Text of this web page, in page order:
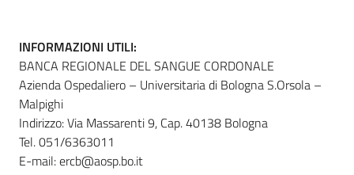
INFORMAZIONI UTILI:
BANCA REGIONALE DEL SANGUE CORDONALE
Azienda Ospedaliero – Universitaria di Bologna S.Orsola –
Malpighi
Indirizzo: Via Massarenti 9, Cap. 40138 Bologna
Tel. 051/6363011
E-mail: ercb@aosp.bo.it